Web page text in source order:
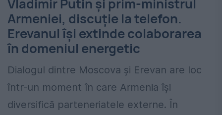
Vladimir Putin și prim-ministrul
Armeniei, discuție la telefon.
Erevanul își extinde colaborarea
în domeniul energetic
Dialogul dintre Moscova și Erevan are loc
într-un moment în care Armenia își
diversifică parteneriatele externe. În